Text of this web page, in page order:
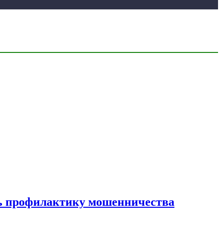
профилактику мошенничества